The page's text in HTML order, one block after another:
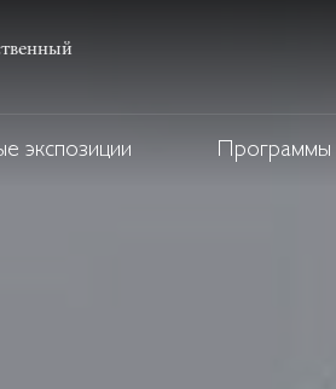
экспозиции Программы